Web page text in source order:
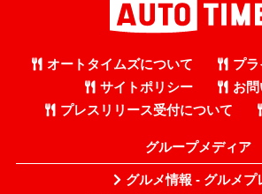
オートタイムズについて
プ
サイトポリシー
お
プレスリリース受付について
グループメディア
グルメ情報 - グルメプ